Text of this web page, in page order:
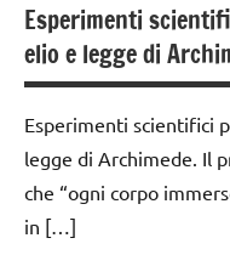
dai
6
ESPERIMENTI
SCIENTIFICI
SCIENZE
classe
1a
2a
classe
3a
Esperimenti
elio e legge di
Esperimenti scientifici
legge di Archimede. Il
che “ogni corpo
in […]